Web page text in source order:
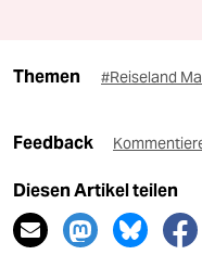
Themen #Reiseland
Feedback
Diesen Artikel teilen